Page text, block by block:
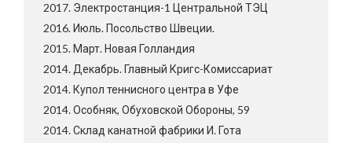
2017. Электростанция-1 Центральной ТЭЦ
2016. Июль. Посольство Швеции.
2015. Март. Новая Голландия
2014. Декабрь. Главный Кригс-Комиссариат
2014. Купол теннисного центра в Уфе
2014. Особняк, Обуховской Обороны, 59
2014. Склад канатной фабрики И. Гота